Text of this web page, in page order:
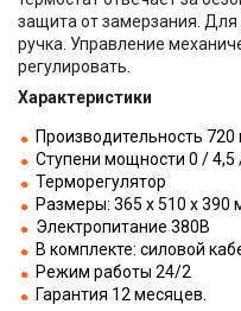
защита от замерзания.
ручка. Управление
регулировать.
Характеристики
Производительность
Ступени мощности 0 / 4,5
Терморегулятор
Размеры: 365 х 510 х 390
Электропитание 380В
В комплекте: силовой
Режим работы 24/2
Гарантия 12 месяцев.